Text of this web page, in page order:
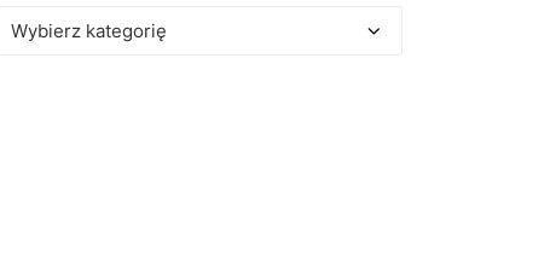
Kategorie